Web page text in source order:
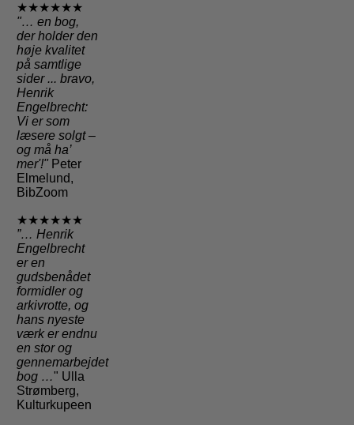
★★★★★★
"… en bog,
der holder den
høje kvalitet
på samtlige
sider ... bravo,
Henrik
Engelbrecht:
Vi er som
læsere solgt –
og må ha’
mer'!" Peter
Elmelund,
BibZoom
★★★★★★
”… Henrik
Engelbrecht
er en
gudsbenådet
formidler og
arkivrotte, og
hans nyeste
værk er endnu
en stor og
gennemarbejdet
bog …" Ulla
Strømberg,
Kulturkupeen